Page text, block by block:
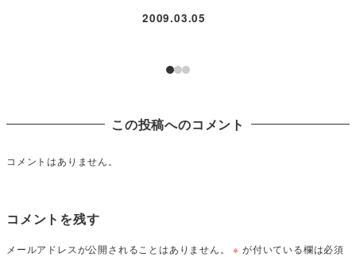
2009.03.05
この投稿へのコメント
コメントはありません。
コメントを残す
メールアドレスが公開されることはありません。 ※ が付いている欄は必須